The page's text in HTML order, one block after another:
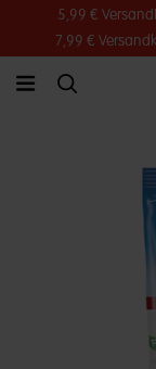
5,99 €
7,99 €
link.header.menu.label